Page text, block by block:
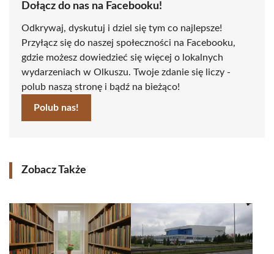
Dołącz do nas na Facebooku!
Odkrywaj, dyskutuj i dziel się tym co najlepsze!
Przyłącz się do naszej społeczności na Facebooku,
gdzie możesz dowiedzieć się więcej o lokalnych
wydarzeniach w Olkuszu. Twoje zdanie się liczy -
polub naszą stronę i bądź na bieżąco!
Polub nas!
Zobacz Także